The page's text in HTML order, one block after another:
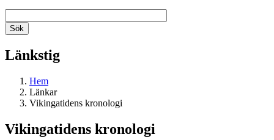
Länkstig
Hem
Länkar
Vikingatidens kronologi
Vikingatidens kronologi